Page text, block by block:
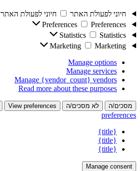
חיוני לפעולת האתר חיוני לפעולת האתר
Preferences
Preferences
Statistics
Statistics
Marketing
Marketing
Manage options
Manage services
Manage {vendor_count} vendors
Read more about these purposes
מסכים/ה לא מסכים/ה View preferences
preferences
{title}
{title}
{title}
Manage consent